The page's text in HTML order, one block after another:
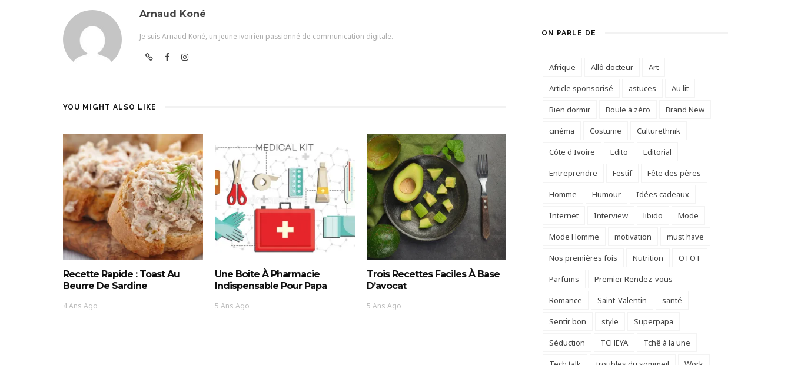
Arnaud Koné
Je suis Arnaud Koné, un jeune ivoirien passionné de communication digitale.
YOU MIGHT ALSO LIKE
Recette Rapide : Toast Au
Beurre De Sardine
4 Ans Ago
Une Boîte À Pharmacie
Indispensable Pour Papa
5 Ans Ago
Trois Recettes Faciles À Base
D’avocat
5 Ans Ago
ON PARLE DE
Afrique Allô docteur
Art
Article sponsorisé
astuces
Au lit
Bien dormir
Boule à zéro
Brand New
cinéma
Costume
Culturethnik
Côte d'Ivoire
Edito
Editorial
Entreprendre
Festif
Fête des pères
Homme
Humour
Idées cadeaux
Internet
Interview libido
Mode
Mode Homme
motivation
must have
Nos premières fois
Nutrition
OTOT
Parfums
Premier Rendez-vous
Romance
Saint-Valentin
santé
Sentir bon
style
Superpapa
Séduction
TCHEYA
Tchê à la une